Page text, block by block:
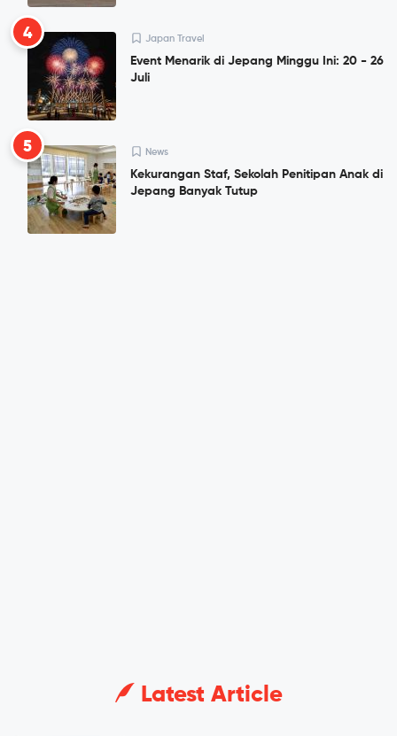
4 Japan Travel
Event Menarik di Jepang Minggu Ini: 20 - 26
Juli
5 News
Kekurangan Staf, Sekolah Penitipan Anak di
Jepang Banyak Tutup
Latest Article